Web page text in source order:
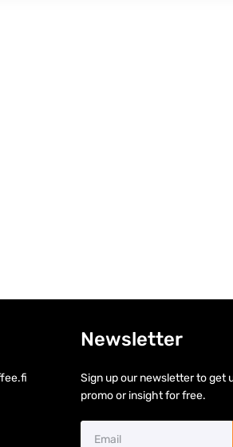
Newsletter
Sign up our newsletter to get
promo or insight for free.